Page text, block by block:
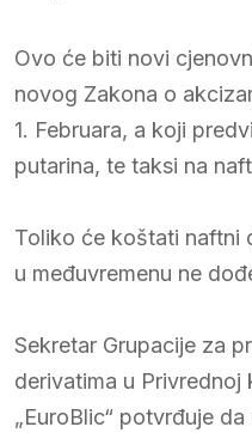
Ovo će biti novi
novog Zakona o
1. Februara, a koji
putarina, te taksi na
Toliko će koštati naftni
u međuvremenu ne
Sekretar Grupacije za
derivatima u Privrednoj
„EuroBlic“ potvrđuje